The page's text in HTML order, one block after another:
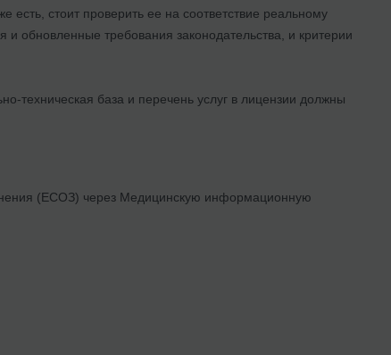
есть, стоит проверить ее на соответствие реальному
и обновленные требования законодательства, и критерии
техническая база и перечень услуг в лицензии должны
(ЕСОЗ) через Медицинскую информационную